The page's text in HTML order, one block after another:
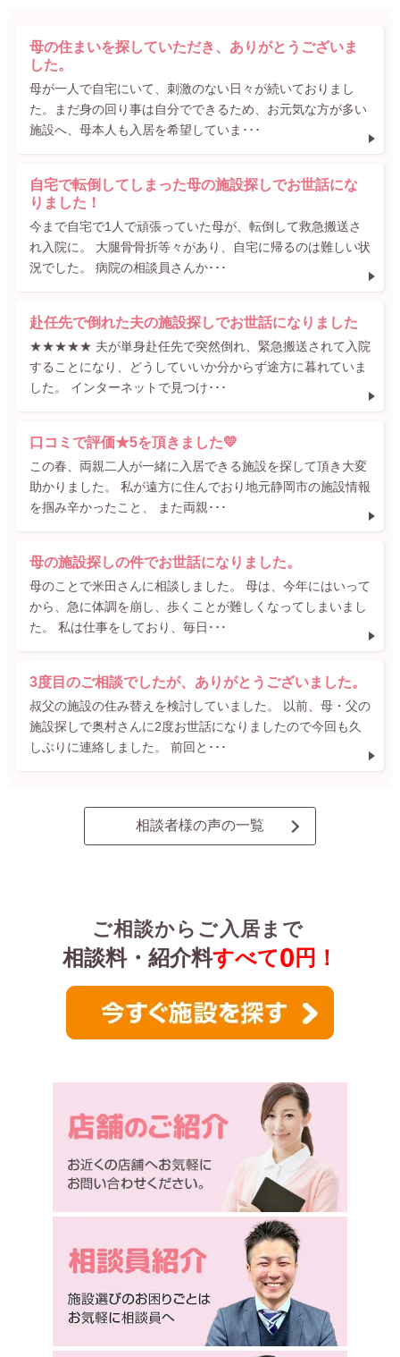
母の住まいを探していただき、ありがとうございま
した。
母が一人で自宅にいて、刺激のない日々が続いておりまし
た。まだ身の回り事は自分でできるため、お元気な方が多い
施設へ、母本人も入居を希望していま･･･
自宅で転倒してしまった母の施設探しでお世話にな
りました！
今まで自宅で1人で頑張っていた母が、転倒して救急搬送さ
れ入院に。 大腿骨骨折等々があり、自宅に帰るのは難しい状
況でした。 病院の相談員さんか･･･
赴任先で倒れた夫の施設探しでお世話になりました
★★★★★ 夫が単身赴任先で突然倒れ、緊急搬送されて入院
することになり、どうしていいか分からず途方に暮れていま
した。 インターネットで見つけ･･･
口コミで評価★5を頂きました💛
この春、両親二人が一緒に入居できる施設を探して頂き大変
助かりました。 私が遠方に住んでおり地元静岡市の施設情報
を掴み辛かったこと、 また両親･･･
母の施設探しの件でお世話になりました。
母のことで米田さんに相談しました。 母は、今年にはいって
から、急に体調を崩し、歩くことが難しくなってしまいまし
た。 私は仕事をしており、毎日･･･
3度目のご相談でしたが、ありがとうございました。
叔父の施設の住み替えを検討していました。 以前、母・父の
施設探しで奥村さんに2度お世話になりましたので今回も久
しぶりに連絡しました。 前回と･･･
相談者様の声の一覧
ご相談からご入居まで
相談料・紹介料すべて0 円！